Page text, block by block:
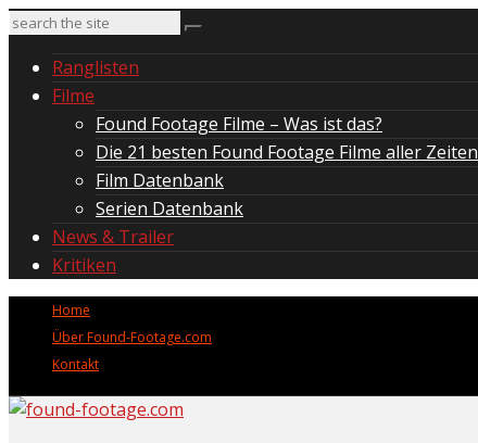
Ranglisten
Filme
Found Footage Filme – Was ist das?
Die 21 besten Found Footage Filme aller Zeiten
Film Datenbank
Serien Datenbank
News & Trailer
Kritiken
Home
Über Found-Footage.com
Kontakt